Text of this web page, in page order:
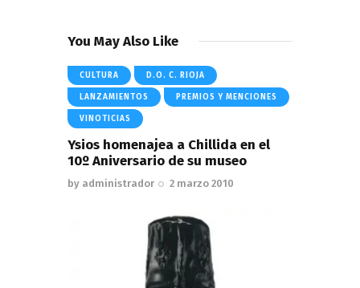
You May Also Like
CULTURA D.O. C. RIOJA
LANZAMIENTOS PREMIOS Y MENCIONES
VINOTICIAS
Ysios homenajea a Chillida en el
10º Aniversario de su museo
by administrador 2 marzo 2010